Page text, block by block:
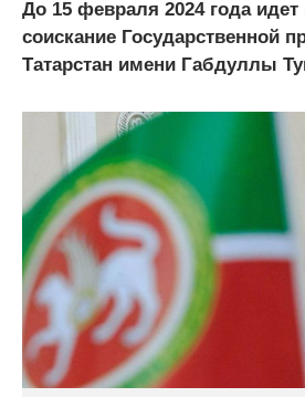
До 15 февраля 2024 года
соискание Государственной
Татарстан имени Габдуллы